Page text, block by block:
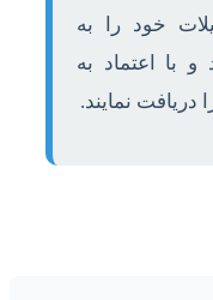
خود را به
با اعتماد به
نمایند.